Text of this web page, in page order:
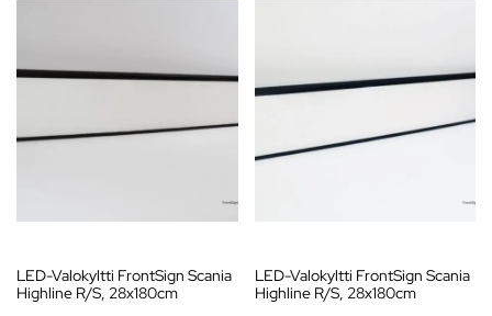
LED-Valokyltti FrontSign Scania
Highline R/S, 28x180cm
LED-Valokyltti FrontSign Scania
Highline R/S, 28x180cm